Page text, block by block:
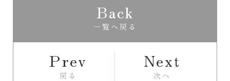
Prev
戻る
Back
一覧へ戻る
Next
次へ